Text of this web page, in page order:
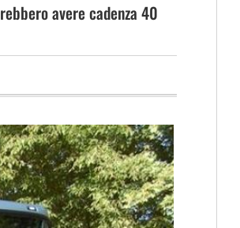
avere cadenza 40